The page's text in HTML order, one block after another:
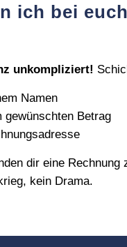
ich bei
unkompliziert!
Namen
gewünschten Betrag
dir eine Rechnung
kein Drama.